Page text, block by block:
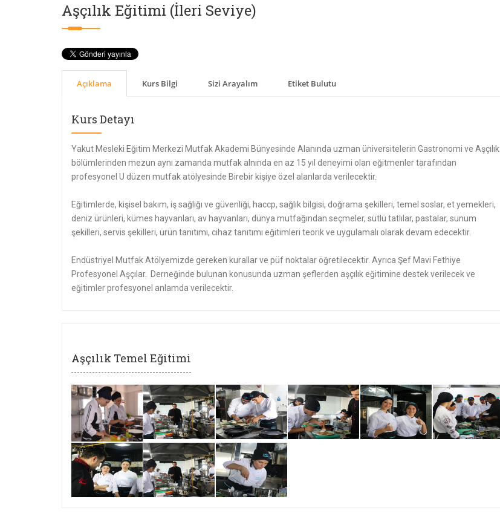
Aşçılık Eğitimi (İleri Seviye)
Açıklama Kurs Bilgi Sizi Arayalım Etiket Bulutu
Kurs Detayı
Yakut Mesleki Eğitim Merkezi Mutfak Akademi Bünyesinde Alanında uzman üniversitelerin Gastronomi ve Aşçılık
bölümlerinden mezun aynı zamanda mutfak alnında en az 15 yıl deneyimi olan eğitmenler tarafından
profesyonel U düzen mutfak atölyesinde Birebir kişiye özel alanlarda verilecektir.
Eğitimlerde, kişisel bakım, iş sağlığı ve güvenliği, haccp, sağlık bilgisi, doğrama şekilleri, temel soslar, et yemekleri,
deniz ürünleri, kümes hayvanları, av hayvanları, dünya mutfağından seçmeler, sütlü tatlılar, pastalar, sunum
şekilleri, servis şekilleri, ürün tanıtımı, cihaz tanıtımı eğitimleri teorik ve uygulamalı olarak devam edecektir.
Endüstriyel Mutfak Atölyemizde gereken kurallar ve püf noktalar öğretilecektir. Ayrıca Şef Mavi Fethiye
Profesyonel Aşçılar. Derneğinde bulunan konusunda uzman şeflerden aşçılık eğitimine destek verilecek ve
eğitimler profesyonel anlamda verilecektir.
Aşçılık Temel Eğitimi